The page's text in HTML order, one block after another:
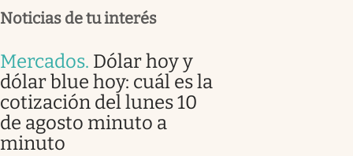
Noticias de tu interés
Mercados. Dólar hoy y
dólar blue hoy: cuál es la
cotización del lunes 10
de agosto minuto a
minuto